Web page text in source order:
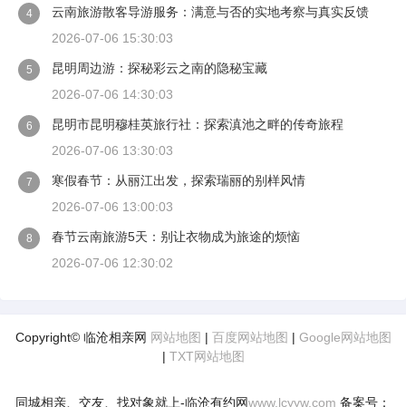
4
云南旅游散客导游服务：满意与否的实地考察与真实反馈
2026-07-06 15:30:03
5
昆明周边游：探秘彩云之南的隐秘宝藏
2026-07-06 14:30:03
6
昆明市昆明穆桂英旅行社：探索滇池之畔的传奇旅程
2026-07-06 13:30:03
7
寒假春节：从丽江出发，探索瑞丽的别样风情
2026-07-06 13:00:03
8
春节云南旅游5天：别让衣物成为旅途的烦恼
2026-07-06 12:30:02
Copyright© 临沧相亲网 网站地图 | 百度网站地图 | Google网站地图
| TXT网站地图
同城相亲、交友、找对象就上-临沧有约网www.lcyyw.com 备案号：